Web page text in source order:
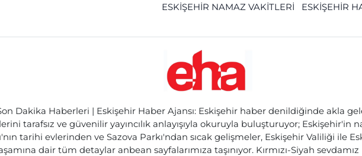
ESKİŞEHİR NAMAZ VAKİTLERİ
ESKİŞEHİR
Dakika Haberleri | Eskişehir Haber Ajansı: Eskişehir haber denildiğinde akla
tarafsız ve güvenilir yayıncılık anlayışıyla okuruyla buluşturuyor; Eskişehir'in
tarihi evlerinden ve Sazova Parkı'ndan sıcak gelişmeler, Eskişehir Valiliği ile
dair tüm detaylar anbean sayfalarımıza taşınıyor. Kırmızı-Siyah